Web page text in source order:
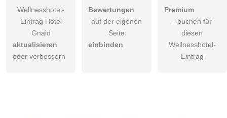
Wellnesshotel-
Eintrag Hotel
Gnaid
aktualisieren
oder verbessern
Bewertungen
auf der eigenen
Seite
einbinden
Premium
- buchen für
diesen
Wellnesshotel-
Eintrag